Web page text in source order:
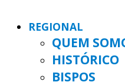
REGIONAL
QUEM
HISTÓRICO
BISPOS